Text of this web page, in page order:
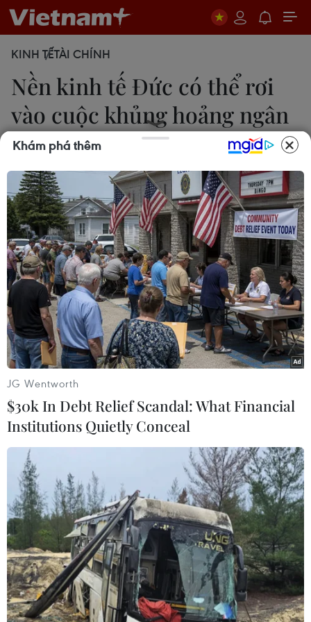
KINH TẾTÀI CHÍNH
Nền kinh tế Đức có thể rơi
vào cuộc khủng hoảng ngân
sách
Lê Ánh
24/11/2023 09:13
Tòa án Tối cao ra phán quyết cho rằng Chính phủ
Thủ tướng Scholz đã vi phạm các quy định nợ
công khi chuyển khoản ngân sách dành cho hỗ trợ
đại dịch COVID-19 sang quỹ dành cho chống Biến
đổi Khí hậu.
Thủ tướng Đức Olaf Scholz. (Ảnh: AFP/TTXVN)
Chính phủ Đức sẽ tìm cách tiếp tục trì hoãn áp
dụng biện pháp giới hạn nợ công theo quy định
Khám phá thêm
JG Wentworth
$30k In Debt Relief Scandal: What Financial
Institutions Quietly Conceal